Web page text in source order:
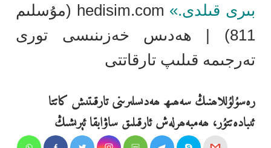
بىرى قىلدى.»
hedisim.com (مۇسلىم
811) | ھەدىس خەزىنىسى تورى
تەرجىمە قىلىپ تارقاتتى
رەسۇلۇللاھنىڭ سەھىھ ھەدىسلىرىنى تارقىتىش كاتتا
ئىبادەتتۇر، ھەمبەھرلەش ئارقىلىق ساۋابقا ئېرىشىڭ